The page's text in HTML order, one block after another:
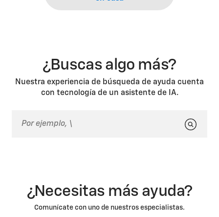
¿Buscas algo más?
Nuestra experiencia de búsqueda de ayuda cuenta
con tecnología de un asistente de IA.
¿Necesitas más ayuda?
Comunícate con uno de nuestros especialistas.